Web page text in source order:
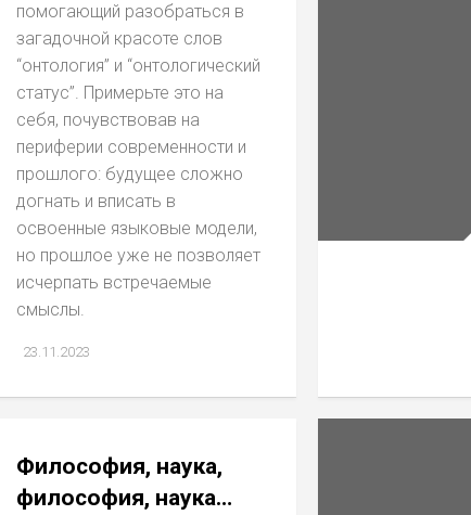
помогающий разобраться в
загадочной красоте слов
“онтология” и “онтологический
статус”. Примерьте это на
себя, почувствовав на
периферии современности и
прошлого: будущее сложно
догнать и вписать в
освоенные языковые модели,
но прошлое уже не позволяет
исчерпать встречаемые
смыслы.
23.11.2023
Философия, наука,
философия, наука…